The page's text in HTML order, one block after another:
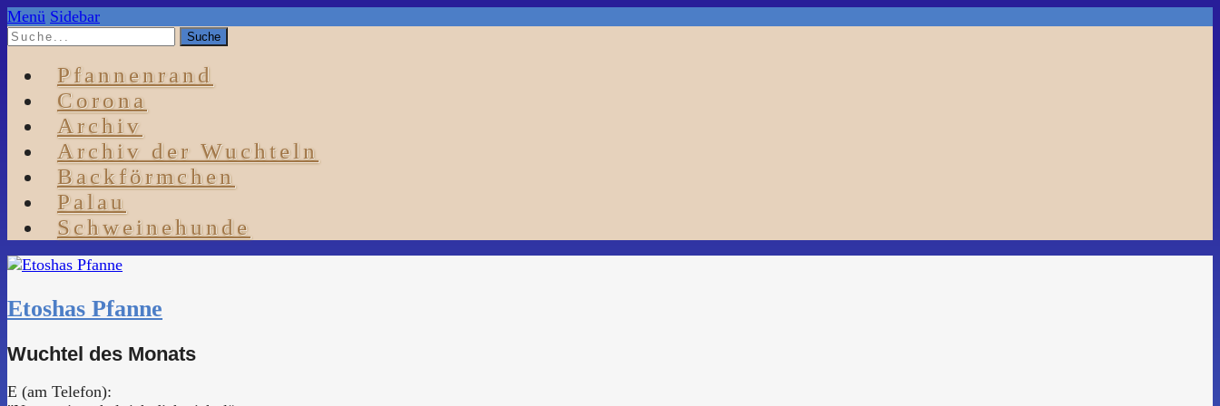
Menü Sidebar
Pfannenrand
Corona
Archiv
Archiv der Wuchteln
Backförmchen
Palau
Schweinehunde
Etoshas Pfanne
Wuchtel des Monats
E (am Telefon):